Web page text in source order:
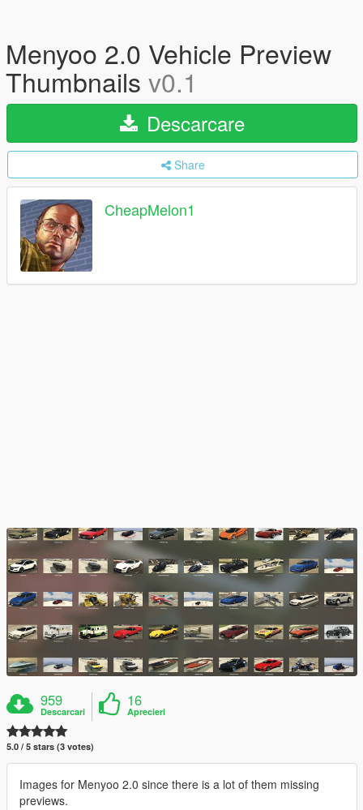
Menyoo 2.0 Vehicle Preview
Thumbnails v0.1
Descarcare
Share
CheapMelon1
959
Descarcari
16
Aprecieri
5.0 / 5 stars (3 votes)
Images for Menyoo 2.0 since there is a lot of them missing
previews.